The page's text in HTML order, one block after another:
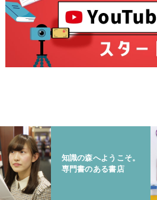
知識の森へようこそ。
専門書のある書店